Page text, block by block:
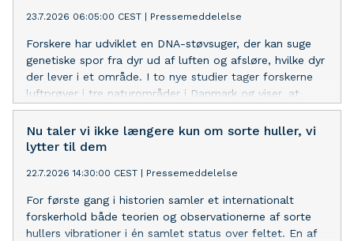
23.7.2026 06:05:00 CEST Pressemeddelelse
Forskere har udviklet en DNA-støvsuger, der kan suge
genetiske spor fra dyr ud af luften og afsløre, hvilke dyr
der lever i et område. I to nye studier tager forskerne
luftprøver i tre naturområder i Danmark og viser, at
metoden kan bruges til at kortlægge det lokale dyreliv.
Dermed rykker de et stort skridt tættere på bedre
overvågning af biodiversitet ved hjælp af DNA fra luft.
Nu taler vi ikke længere kun om sorte huller, vi
lytter til dem
22.7.2026 14:30:00 CEST Pressemeddelelse
For første gang i historien samler et internationalt
forskerhold både teorien og observationerne af sorte
hullers vibrationer i én samlet status over feltet. En af